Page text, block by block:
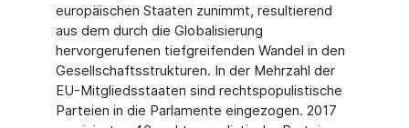
europäischen Staaten zu­nimmt, resultierend
aus dem durch die Globalisierung
hervorgerufenen tiefgreifenden Wandel in den
Gesellschaftsstrukturen. In der Mehrzahl der
EU-Mitgliedsstaaten sind rechtspopulistische
Parteien in die Parlamente eingezogen. 2017